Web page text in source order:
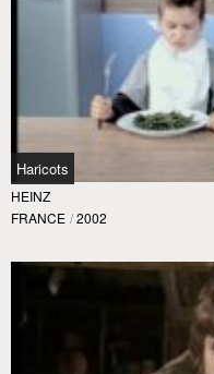
Haricots
HEINZ
FRANCE / 2002